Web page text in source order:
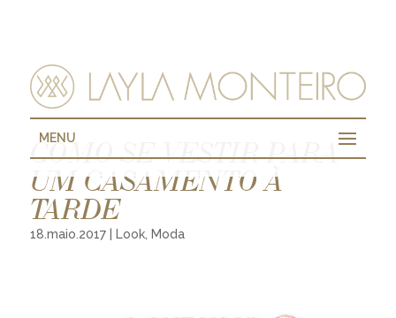
MENU
COMO SE VESTIR PARA
UM CASAMENTO À
TARDE
18.maio.2017| Look, Moda